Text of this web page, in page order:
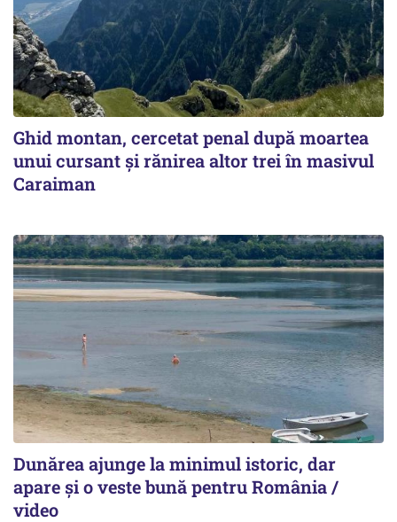
Ghid montan, cercetat penal după moartea
unui cursant și rănirea altor trei în masivul
Caraiman
Dunărea ajunge la minimul istoric, dar
apare și o veste bună pentru România /
video